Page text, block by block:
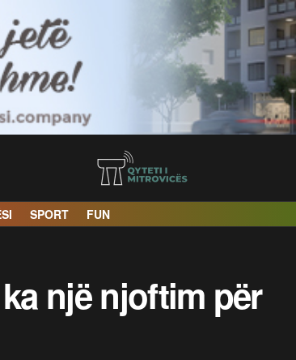
SPORT FUN
një njoftim për